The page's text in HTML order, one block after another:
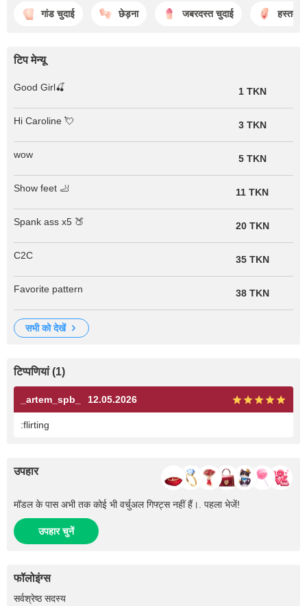
गांड चुदाई छेड़ना जबरदस्त चुदाई
टिप मेन्यू
Good Girl🍒 1 TKN
Hi Caroline 💘 3 TKN
wow 5 TKN
Show feet 🦶 11 TKN
Spank ass x5 🍑 20 TKN
C2C 35 TKN
Favorite pattern 38 TKN
सभी को देखें
टिप्पणियां (1)
_artem_spb_ 12.05.2026
:flirting
उपहार
मॉडल के पास अभी तक कोई भी वर्चुअल गिफ्ट्स नहीं हैं।. पहला भेजें!
उपहार चुनें
फॉलोइंग्स
सर्वश्रेष्ठ सदस्य
+1